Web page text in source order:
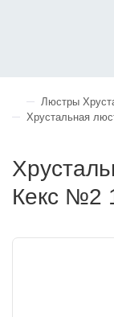
Люстры
Хрустальная
Кекс №2